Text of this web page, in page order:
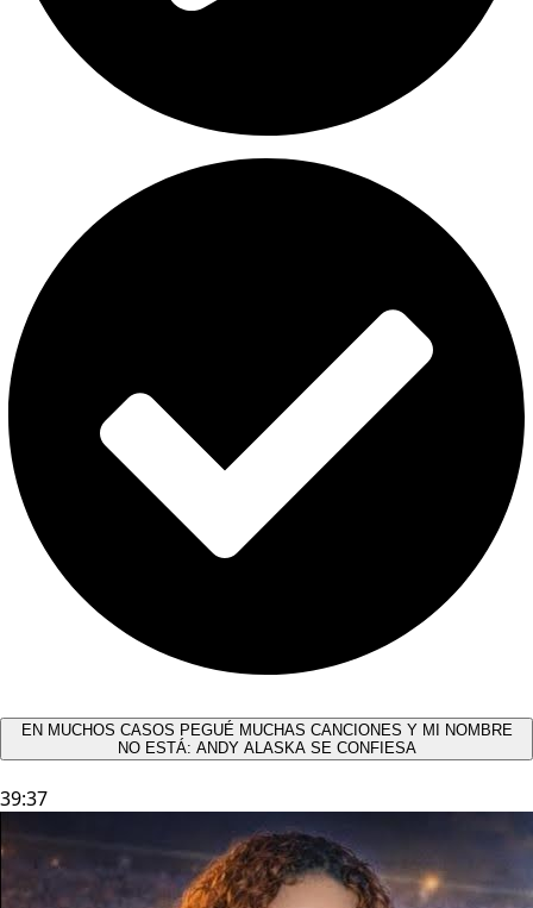
EN MUCHOS CASOS PEGUÉ MUCHAS CANCIONES Y MI NOMBRE
NO ESTÁ: ANDY ALASKA SE CONFIESA​
39:37